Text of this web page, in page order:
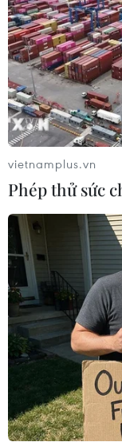
Lãnh tụ tối
cầu Mỹ rút
06/04/2019 22:59
Lời kêu gọi này
thăm của Thủ
cho thấy tầm ảnh
Baghdad bất
vietnamplus.vn
Phép thử sức